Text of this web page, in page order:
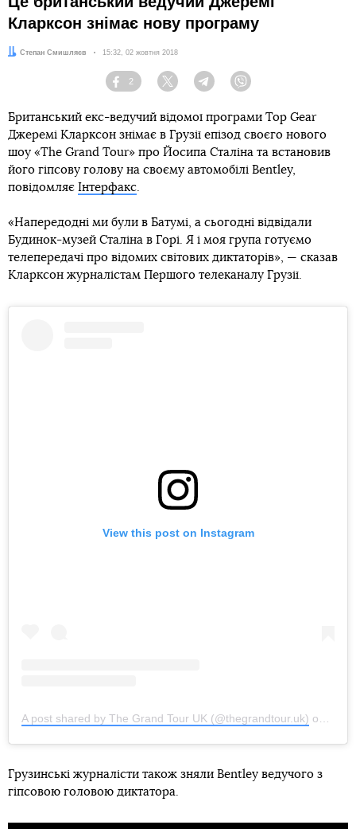
Кларксон знімає нову програму
Автор:
Степан Смишляєв Дата:
15:32, 02 жовтня 2018
Facebook
2
Twitter TelegramViber
Британський екс-ведучий відомої програми Top Gear
Джеремі Кларксон знімає в Грузії епізод своєго нового
шоу «The Grand Tour» про Йосипа Сталіна та встановив
його гіпсову голову на своєму автомобілі Bentley,
повідомляє Інтерфакс.
«Напередодні ми були в Батумі, а сьогодні відвідали
Будинок-музей Сталіна в Горі. Я і моя група готуємо
телепередачі про відомих світових диктаторів», — сказав
Кларксон журналістам Першого телеканалу Грузії.
View this post on Instagram
A post shared by The Grand Tour UK (@thegrandtour.uk) on
Грузинські журналісти також зняли Bentley ведучого з
гіпсовою головою диктатора.